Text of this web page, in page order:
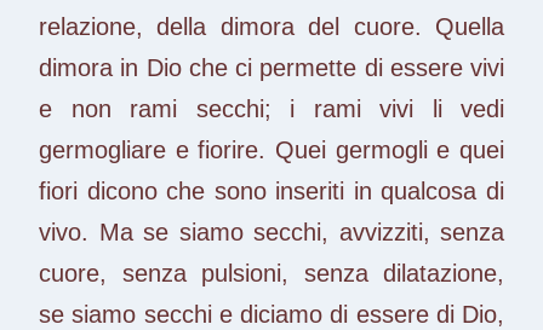
relazione, della dimora del cuore. Quella
dimora in Dio che ci permette di essere vivi
e non rami secchi; i rami vivi li vedi
germogliare e fiorire. Quei germogli e quei
fiori dicono che sono inseriti in qualcosa di
vivo. Ma se siamo secchi, avvizziti, senza
cuore, senza pulsioni, senza dilatazione,
se siamo secchi e diciamo di essere di Dio,